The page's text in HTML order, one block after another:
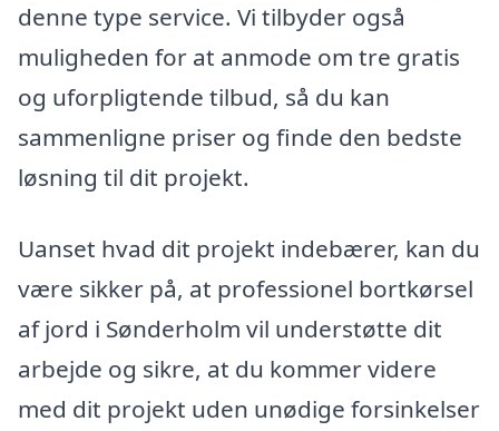
denne type service. Vi tilbyder også
muligheden for at anmode om tre gratis
og uforpligtende tilbud, så du kan
sammenligne priser og finde den bedste
løsning til dit projekt.
Uanset hvad dit projekt indebærer, kan du
være sikker på, at professionel bortkørsel
af jord i Sønderholm vil understøtte dit
arbejde og sikre, at du kommer videre
med dit projekt uden unødige forsinkelser